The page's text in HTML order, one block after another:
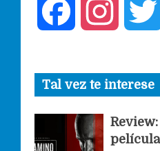
c
e
s
t
Tal vez te interese